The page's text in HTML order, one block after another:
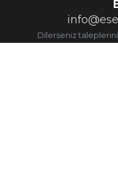
Dilerseniz